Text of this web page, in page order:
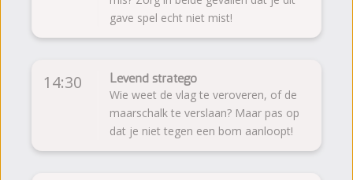
gave spel echt niet mist!
14:30 Levend stratego
Wie weet de vlag te veroveren, of de
maarschalk te verslaan? Maar pas op
dat je niet tegen een bom aanloopt!